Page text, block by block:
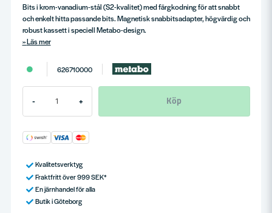
Bits i krom-vanadium-stål (S2-kvalitet) med färgkodning för att snabbt
och enkelt hitta passande bits. Magnetisk snabbitsadapter, högvärdig och
robust kassett i speciell Metabo-design.
Läs mer
626710000
- + Köp
Kvalitetsverktyg
Fraktfritt över 999 SEK*
En järnhandel för alla
Butik i Göteborg